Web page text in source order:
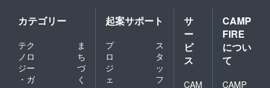
様子は
すべて
録画さ
せてい
ただき
ます。
（倫理
ただ
き、開
始5分前
にURL
をお送
りいた
製作す
さい。
（2着と
も同じ
サイズ
に限り
ます）
（送料
価格で
カテゴリー
テク
ノロ
ジー
・ガ
ま
ち
づ
く
起案サポート
プ
ロ
ジ
ェ
ス
タ
ッ
フ
サ
ー
ビ
ス
CAM
CAMP
FIRE
につい
て
CAMP